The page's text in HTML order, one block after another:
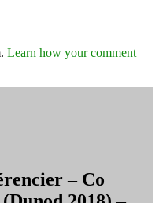
Learn how your comment
– Co